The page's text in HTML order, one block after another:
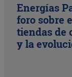
Energías
foro sobre
tiendas de
y la